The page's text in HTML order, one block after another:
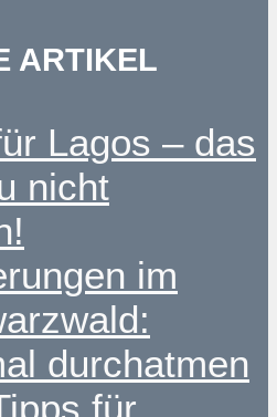
ARTIKEL
Lagos – das
nicht
im
durchatmen
für